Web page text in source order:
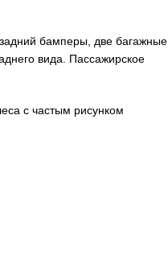
бамперы, две багажные
вида. Пассажирское
с частым рисунком